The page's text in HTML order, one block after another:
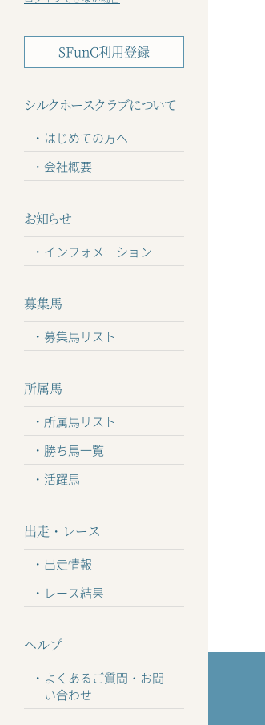
SFunC利用登録
シルクホースクラブについて
はじめての方へ
会社概要
お知らせ
インフォメーション
募集馬
募集馬リスト
所属馬
所属馬リスト
勝ち馬一覧
活躍馬
出走・レース
出走情報
レース結果
ヘルプ
よくあるご質問・お問
い合わせ